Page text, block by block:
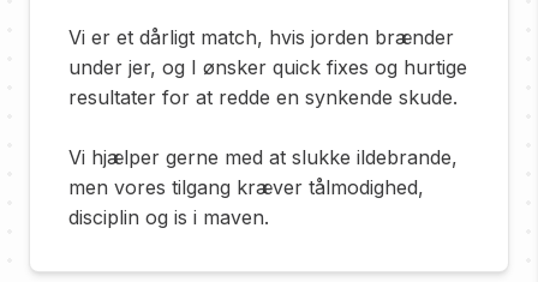
Vi er et dårligt match, hvis jorden brænder
under jer, og I ønsker quick fixes og hurtige
resultater for at redde en synkende skude.
Vi hjælper gerne med at slukke ildebrande,
men vores tilgang kræver tålmodighed,
disciplin og is i maven.